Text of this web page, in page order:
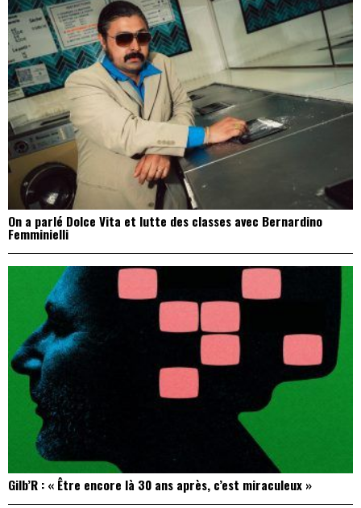
On a parlé Dolce Vita et lutte des classes avec Bernardino
Femminielli
Gilb’R : « Être encore là 30 ans après, c’est miraculeux »